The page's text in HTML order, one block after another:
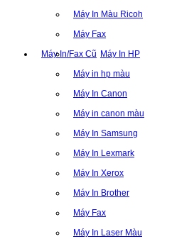
Máy In Màu Ricoh
Máy Fax
Máy In/Fax Cũ Máy In HP
Máy in hp màu
Máy In Canon
Máy in canon màu
Máy In Samsung
Máy In Lexmark
Máy In Xerox
Máy In Brother
Máy Fax
Máy In Laser Màu